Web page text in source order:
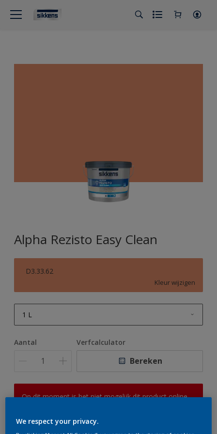
Alpha Rezisto Easy Clean
D3.33.62
Kleur wijzigen
1 L
10 L
Aantal Verfcalculator
Bereken
Op dit moment is het niet mogelijk dit product online
er hard aan om de voorraad aan te vullen.
We respect your privacy.